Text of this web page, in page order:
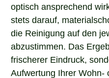
optisch ansprechend
stets darauf,
die Reinigung auf den
abzustimmen. Das
frischerer Eindruck,
Aufwertung Ihrer Wohn-